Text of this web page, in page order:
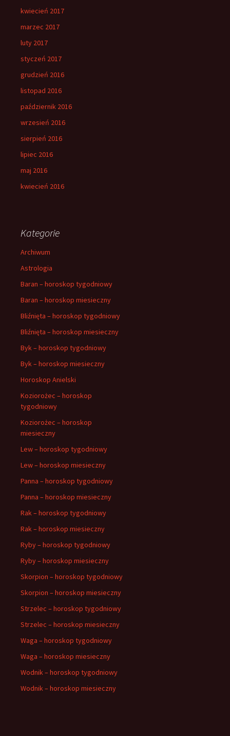
kwiecień 2017
marzec 2017
luty 2017
styczeń 2017
grudzień 2016
listopad 2016
październik 2016
wrzesień 2016
sierpień 2016
lipiec 2016
maj 2016
kwiecień 2016
Kategorie
Archiwum
Astrologia
Baran – horoskop tygodniowy
Baran – horoskop miesieczny
Bliźnięta – horoskop tygodniowy
Bliźnięta – horoskop miesieczny
Byk – horoskop tygodniowy
Byk – horoskop miesieczny
Horoskop Anielski
Koziorożec – horoskop
tygodniowy
Koziorożec – horoskop
miesieczny
Lew – horoskop tygodniowy
Lew – horoskop miesieczny
Panna – horoskop tygodniowy
Panna – horoskop miesieczny
Rak – horoskop tygodniowy
Rak – horoskop miesieczny
Ryby – horoskop tygodniowy
Ryby – horoskop miesieczny
Skorpion – horoskop tygodniowy
Skorpion – horoskop miesieczny
Strzelec – horoskop tygodniowy
Strzelec – horoskop miesieczny
Waga – horoskop tygodniowy
Waga – horoskop miesieczny
Wodnik – horoskop tygodniowy
Wodnik – horoskop miesieczny